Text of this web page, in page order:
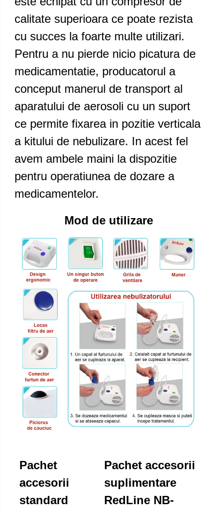
calitate superioara ce poate rezista
cu succes la foarte multe utilizari.
Pentru a nu pierde nicio picatura de
medicamentatie, producatorul a
conceput manerul de transport al
aparatului de aerosoli cu un suport
ce permite fixarea in pozitie verticala
a kitului de nebulizare. In acest fel
avem ambele maini la dispozitie
pentru operatiunea de dozare a
medicamentelor.
Mod de utilizare
Pachet
accesorii
standard
Pachet accesorii
suplimentare
RedLine NB-